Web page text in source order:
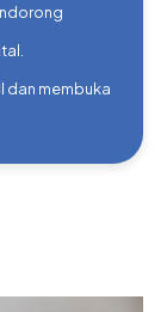
dan membuka